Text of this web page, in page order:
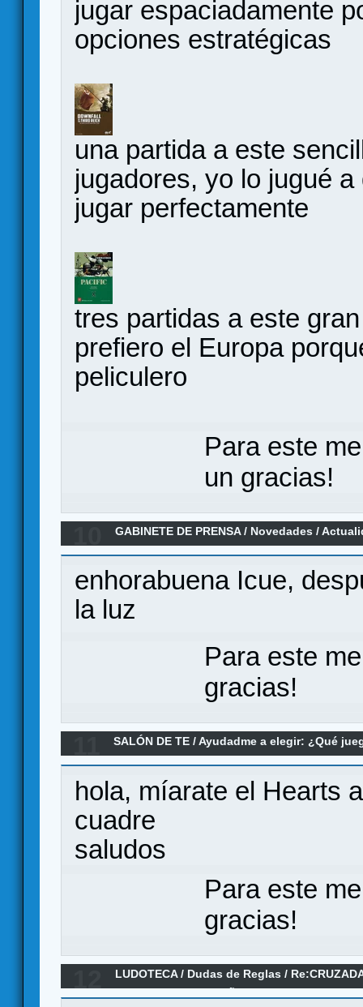
jugar espaciadamente
opciones estratégicas
una partida a este
jugadores, yo lo jugué
jugar perfectamente
tres partidas a este
prefiero el Europa
peliculero
Para este
un gracias!
GABINETE DE PRENSA/ Novedades /
enhorabuena Icue,
la luz
Para este
gracias!
SALÓN DE TE /Ayudadme a elegir: ¿Qué
hola, míarate el Hearts
cuadre
saludos
Para este
gracias!
LUDOTECA/ Dudas de Reglas /
GUERRA CIVIL ESPAÑOLA, 1936-1939